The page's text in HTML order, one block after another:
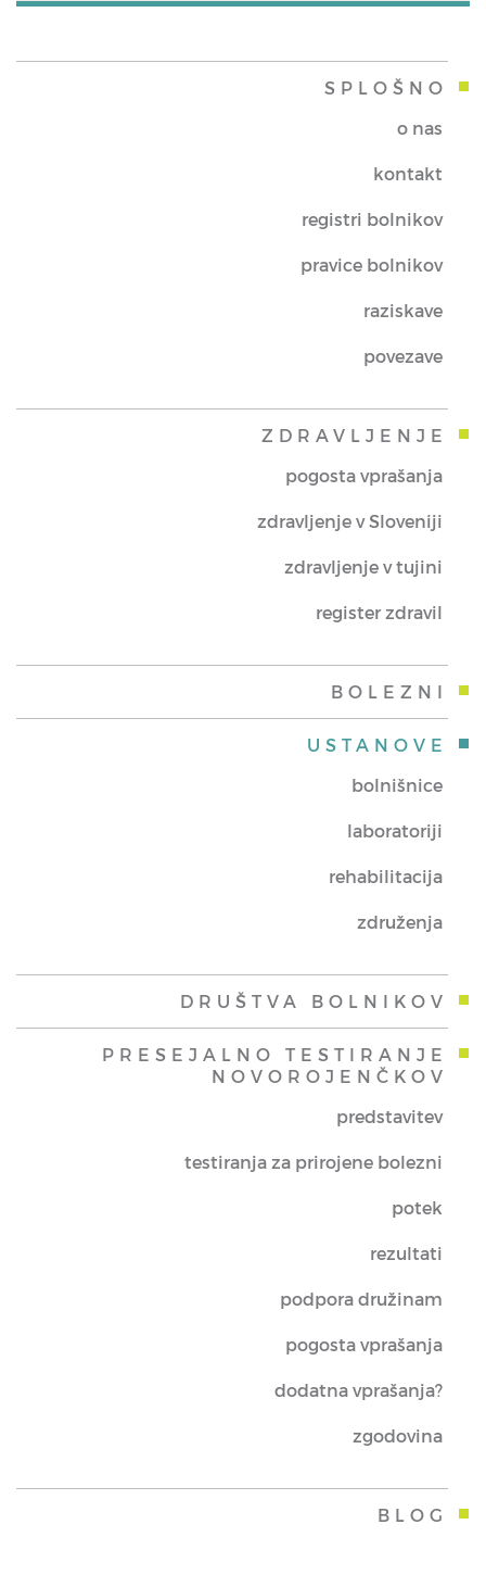
SPLOŠNO
o nas
kontakt
registri bolnikov
pravice bolnikov
raziskave
povezave
ZDRAVLJENJE
pogosta vprašanja
zdravljenje v Sloveniji
zdravljenje v tujini
register zdravil
BOLEZNI
USTANOVE
bolnišnice
laboratoriji
rehabilitacija
združenja
DRUŠTVA BOLNIKOV
PRESEJALNO TESTIRANJE
NOVOROJENČKOV
predstavitev
testiranja za prirojene bolezni
potek
rezultati
podpora družinam
pogosta vprašanja
dodatna vprašanja?
zgodovina
BLOG